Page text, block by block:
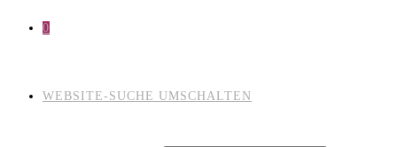
0
WEBSITE-SUCHE UMSCHALTEN